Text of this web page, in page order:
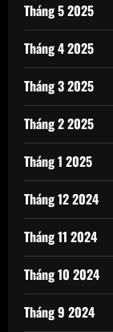
Tháng 5 2025
Tháng 4 2025
Tháng 3 2025
Tháng 2 2025
Tháng 1 2025
Tháng 12 2024
Tháng 11 2024
Tháng 10 2024
Tháng 9 2024